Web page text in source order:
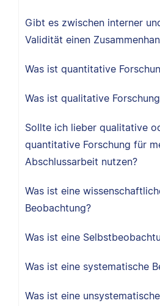
Gibt es zwischen interner
Validität einen
Was ist quantitative
Was ist qualitative
Sollte ich lieber qualitative
quantitative Forschung für
Abschlussarbeit nutzen?
Was ist eine
Beobachtung?
Was ist eine
Was ist eine systematische
Was ist eine unsystematische